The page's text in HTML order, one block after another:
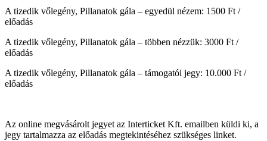
A tizedik vőlegény, Pillanatok gála – egyedül nézem: 1500 Ft /
előadás
A tizedik vőlegény, Pillanatok gála – többen nézzük: 3000 Ft /
előadás
A tizedik vőlegény, Pillanatok gála – támogatói jegy: 10.000 Ft /
előadás
Az online megvásárolt jegyet az Interticket Kft. emailben küldi ki, a
jegy tartalmazza az előadás megtekintéséhez szükséges linket.